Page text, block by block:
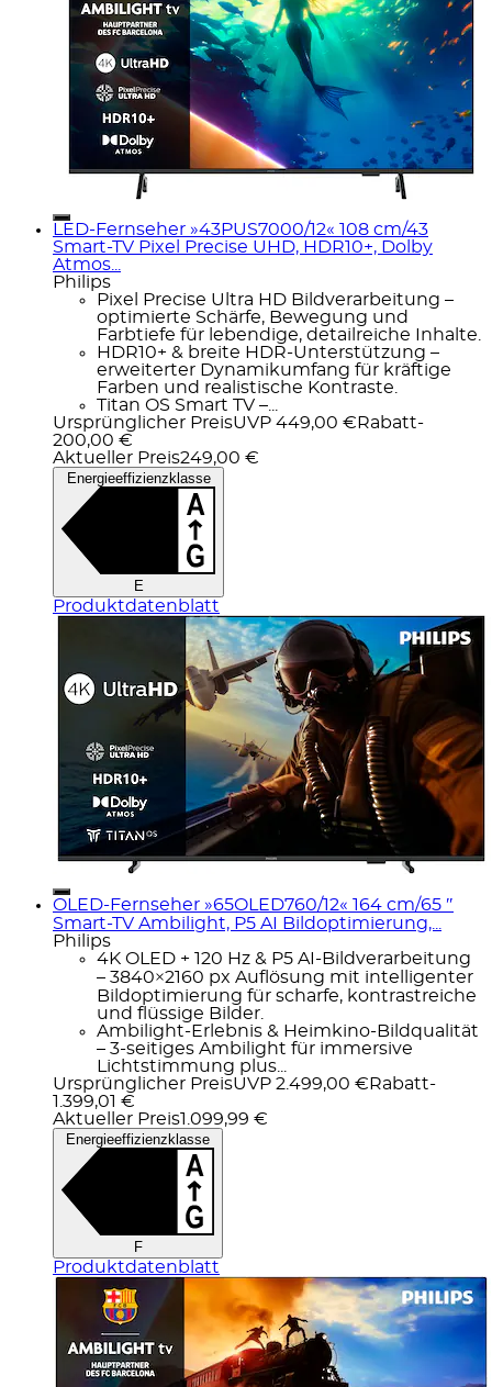
LED-Fernseher »43PUS7000/12« 108 cm/43
Smart-TV Pixel Precise UHD, HDR10+, Dolby
Atmos...
Philips
Pixel Precise Ultra HD Bildverarbeitung –
optimierte Schärfe, Bewegung und
Farbtiefe für lebendige, detailreiche Inhalte.
HDR10+ & breite HDR-Unterstützung –
erweiterter Dynamikumfang für kräftige
Farben und realistische Kontraste.
Titan OS Smart TV –...
Ursprünglicher PreisUVP 449,00 € Rabatt-
200,00 €
Aktueller Preis249,00 €
Energieeffizienzklasse
E
Produktdatenblatt
OLED-Fernseher »65OLED760/12« 164 cm/65 ″
Smart-TV Ambilight, P5 AI Bildoptimierung,...
Philips
4K OLED + 120 Hz & P5 AI-Bildverarbeitung
– 3840×2160 px Auflösung mit intelligenter
Bildoptimierung für scharfe, kontrastreiche
und flüssige Bilder.
Ambilight-Erlebnis & Heimkino-Bildqualität
– 3-seitiges Ambilight für immersive
Lichtstimmung plus...
Ursprünglicher PreisUVP 2.499,00 € Rabatt-
1.399,01 €
Aktueller Preis1.099,99 €
Energieeffizienzklasse
F
Produktdatenblatt